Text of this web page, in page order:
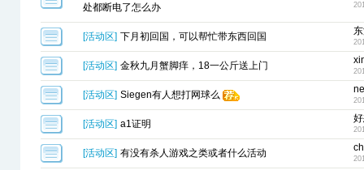
处都断电了怎么办
[活动区] 下月初回国，可以帮忙带东西回国
[活动区] 金秋九月蟹脚痒，18一公斤送上门
[活动区] Siegen有人想打网球么
[活动区] a1证明
[活动区] 有没有杀人游戏之类或者什么活动